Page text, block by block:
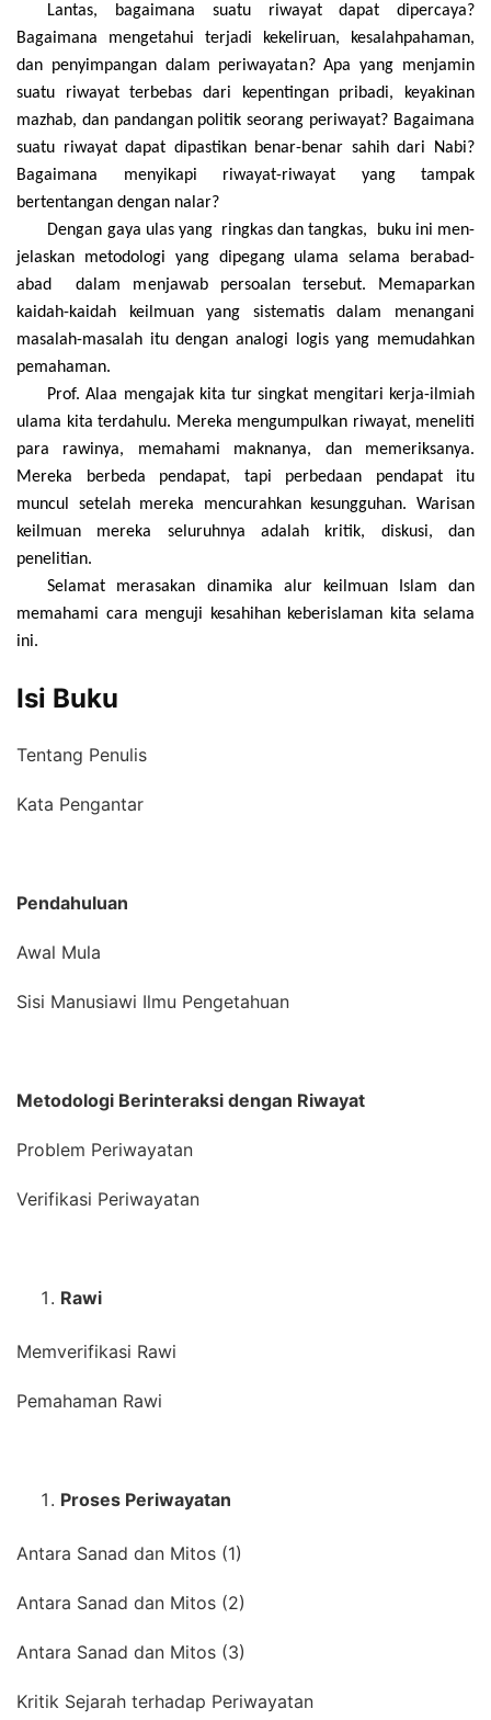
Lantas, bagaimana suatu riwayat dapat dipercaya?
Bagaimana mengetahui terjadi kekeliruan, kesalahpahaman,
dan penyimpangan dalam periwayatan? Apa yang menjamin
suatu riwayat terbebas dari kepentingan pribadi, keyakinan
mazhab, dan pandangan politik seorang periwayat? Bagaimana
suatu riwayat dapat dipastikan benar-benar sahih dari Nabi?
Bagaimana menyikapi riwayat-riwayat yang tampak
bertentangan dengan nalar?
Dengan gaya ulas yang ringkas dan tangkas, buku ini men­
jelaskan metodologi yang dipegang ulama selama berabad-
abad dalam menjawab persoalan tersebut. Memaparkan
kaidah-kaidah keilmuan yang sistematis dalam menangani
masalah-masalah itu dengan analogi logis yang memudahkan
pemahaman.
Prof. Alaa mengajak kita tur singkat mengitari kerja-ilmiah
ulama kita terdahulu. Mereka mengumpulkan riwayat, meneliti
para rawinya, memahami maknanya, dan memeriksanya.
Mereka berbeda pendapat, tapi perbedaan pendapat itu
muncul setelah mereka mencurahkan kesungguhan. Warisan
keilmuan mereka seluruhnya adalah kritik, diskusi, dan
penelitian.
Selamat merasakan dinamika alur keilmuan Islam dan
mema­hami cara menguji kesahihan keberislaman kita selama
ini.
Isi Buku
Tentang Penulis
Kata Pengantar
Pendahuluan
Awal Mula
Sisi Manusiawi Ilmu Pengetahuan
Metodologi Berinteraksi dengan Riwayat
Problem Periwayatan
Verifikasi Periwayatan
Rawi
Memverifikasi Rawi
Pemahaman Rawi
Proses Periwayatan
Antara Sanad dan Mitos (1)
Antara Sanad dan Mitos (2)
Antara Sanad dan Mitos (3)
Kritik Sejarah terhadap Periwayatan